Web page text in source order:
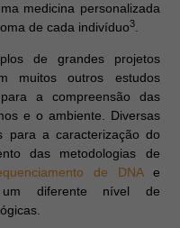
medicina personalizada
de cada indivíduo3
de grandes projetos
muitos outros estudos
a compreensão das
e o ambiente. Diversas
para a caracterização do
das metodologias de
de DNAe
um diferente nível de